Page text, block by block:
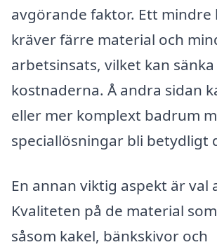
avgörande faktor. Ett mindre
kräver färre material och
arbetsinsats, vilket kan sänka
kostnaderna. Å andra sidan
eller mer komplext badrum
speciallösningar bli betydligt
En annan viktig aspekt är val
Kvaliteten på de material
såsom kakel, bänkskivor och